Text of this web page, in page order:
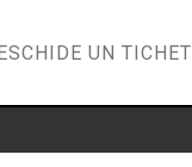
UN TICHET